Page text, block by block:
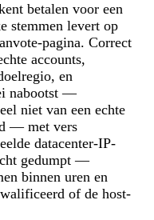
betalen voor een
stemmen levert op
pagina. Correct
accounts,
en
nabootst —
niet van een echte
— met vers
datacenter-IP-
gedumpt —
binnen uren en
of de host-